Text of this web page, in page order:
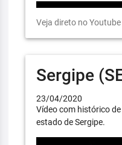
Veja direto no Youtube
Sergipe
23/04/2020
Vídeo com histórico
estado de Sergipe.